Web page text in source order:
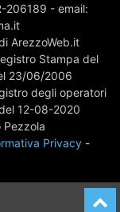
206189 - email:
ArezzoWeb.it
Stampa del
23/06/2006
degli operatori
12-08-2020
Pezzola
Privacy-